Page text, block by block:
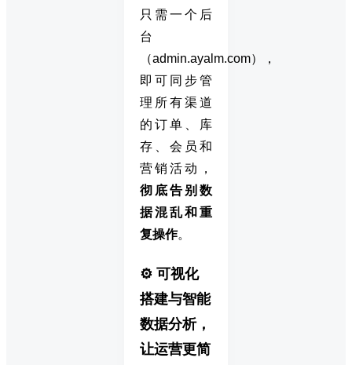
只需一个后
台
（admin.ayalm.com），
即可同步管
理所有渠道
的订单、库
存、会员和
营销活动，
彻底告别数
据混乱和重
复操作。
⚙️ 可视化
搭建与智能
数据分析，
让运营更简